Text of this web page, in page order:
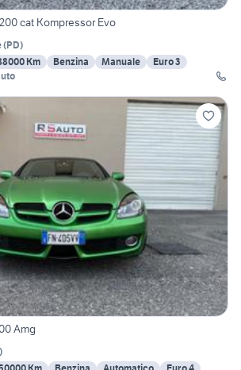
cat Kompressor Evo
(PD)
Km Benzina Manuale
Euro 3
Amg
)